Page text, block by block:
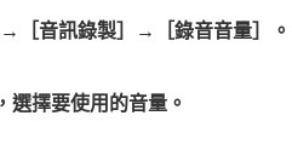
便功能
→ ［音訊錄製］ → ［錄音音量］ 。
選擇要使用的音量。